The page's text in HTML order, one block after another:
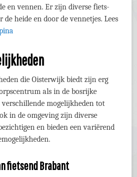
en vennen. Er zijn diverse fiets-
heide en door de vennetjes. Lees
die Oisterwijk biedt zijn erg
als in de bosrijke
mogelijkheden tot
in de omgeving zijn diverse
en bieden een variërend
fietsend Brabant